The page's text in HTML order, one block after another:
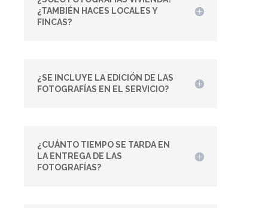
¿TAMBIÉN HACES LOCALES Y
FINCAS?
¿SE INCLUYE LA EDICIÓN DE LAS
FOTOGRAFÍAS EN EL SERVICIO?
¿CUÁNTO TIEMPO SE TARDA EN
LA ENTREGA DE LAS
FOTOGRAFÍAS?